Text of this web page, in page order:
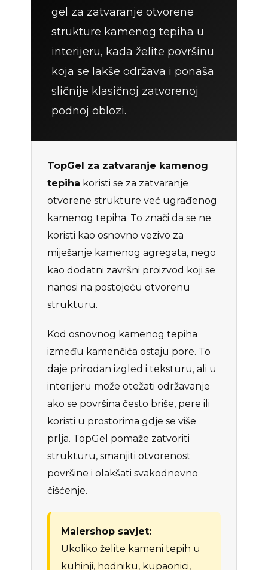
gel za zatvaranje otvorene
strukture kamenog tepiha u
interijeru, kada želite površinu
koja se lakše održava i ponaša
sličnije klasičnoj zatvorenoj
podnoj oblozi.
TopGel za zatvaranje kamenog
tepiha koristi se za zatvaranje
otvorene strukture već ugrađenog
kamenog tepiha. To znači da se ne
koristi kao osnovno vezivo za
miješanje kamenog agregata, nego
kao dodatni završni proizvod koji se
nanosi na postojeću otvorenu
strukturu.
Kod osnovnog kamenog tepiha
između kamenčića ostaju pore. To
daje prirodan izgled i teksturu, ali u
interijeru može otežati održavanje
ako se površina često briše, pere ili
koristi u prostorima gdje se više
prlja. TopGel pomaže zatvoriti
strukturu, smanjiti otvorenost
površine i olakšati svakodnevno
čišćenje.
Malershop savjet:
Ukoliko želite kameni tepih u
kuhinji, hodniku, kupaonici,